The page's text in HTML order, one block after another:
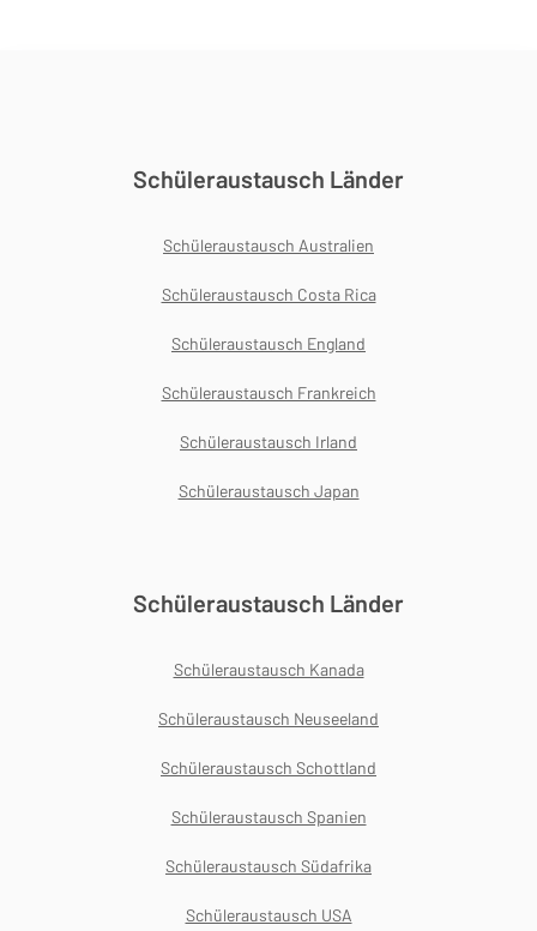
Schüleraustausch Länder
Schüleraustausch Australien
Schüleraustausch Costa Rica
Schüleraustausch England
Schüleraustausch Frankreich
Schüleraustausch Irland
Schüleraustausch Japan
Schüleraustausch Länder
Schüleraustausch Kanada
Schüleraustausch Neuseeland
Schüleraustausch Schottland
Schüleraustausch Spanien
Schüleraustausch Südafrika
Schüleraustausch USA